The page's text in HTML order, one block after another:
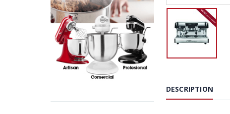
DESCRIPTION